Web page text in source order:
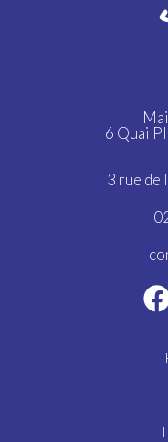
6 Quai
3 rue de